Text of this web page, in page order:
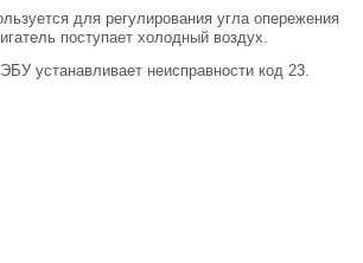
для регулирования угла опережения
поступает холодный воздух.
устанавливает неисправности код 23.